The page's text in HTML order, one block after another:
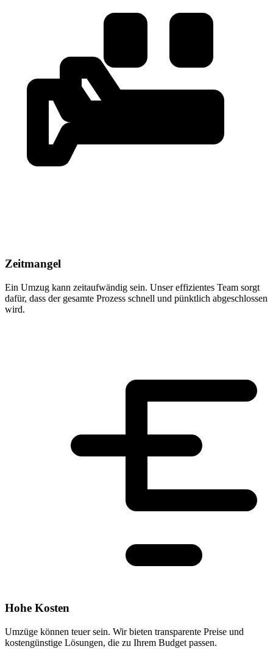
Zeitmangel
Ein Umzug kann zeitaufwändig sein. Unser effizientes Team sorgt
dafür, dass der gesamte Prozess schnell und pünktlich abgeschlossen
wird.
Hohe Kosten
Umzüge können teuer sein. Wir bieten transparente Preise und
kostengünstige Lösungen, die zu Ihrem Budget passen.